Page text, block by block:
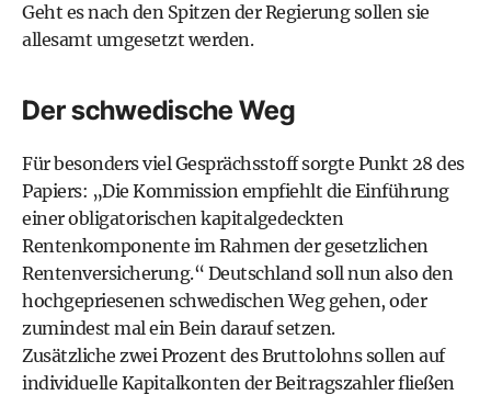
Geht es nach den Spitzen der Regierung sollen sie
allesamt umgesetzt werden.
Der schwedische Weg
Für besonders viel Gesprächsstoff sorgte Punkt 28 des
Papiers: „Die Kommission empfiehlt die Einführung
einer obligatorischen kapitalgedeckten
Rentenkomponente im Rahmen der gesetzlichen
Rentenversicherung.“ Deutschland soll nun also den
hochgepriesenen schwedischen Weg gehen, oder
zumindest mal ein Bein darauf setzen.
Zusätzliche zwei Prozent des Bruttolohns sollen auf
individuelle Kapitalkonten der Beitragszahler fließen